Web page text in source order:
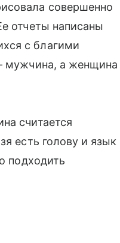
совершенно
отчеты написаны
с благими
мужчина, а женщина
считается
есть голову и язык
подходить